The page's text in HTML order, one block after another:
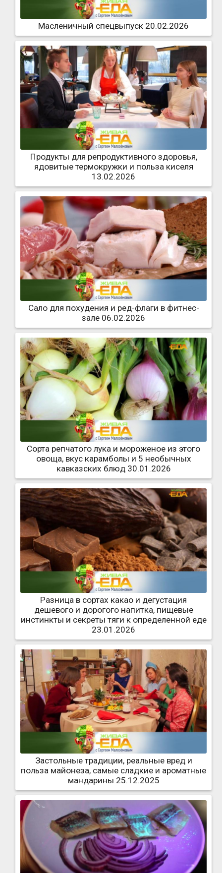
Масленичный спецвыпуск 20.02.2026
Продукты для репродуктивного здоровья,
ядовитые термокружки и польза киселя
13.02.2026
Сало для похудения и ред-флаги в фитнес-
зале 06.02.2026
Сорта репчатого лука и мороженое из этого
овоща, вкус карамболы и 5 необычных
кавказских блюд 30.01.2026
Разница в сортах какао и дегустация
дешевого и дорогого напитка, пищевые
инстинкты и секреты тяги к определенной еде
23.01.2026
Застольные традиции, реальные вред и
польза майонеза, самые сладкие и ароматные
мандарины 25.12.2025